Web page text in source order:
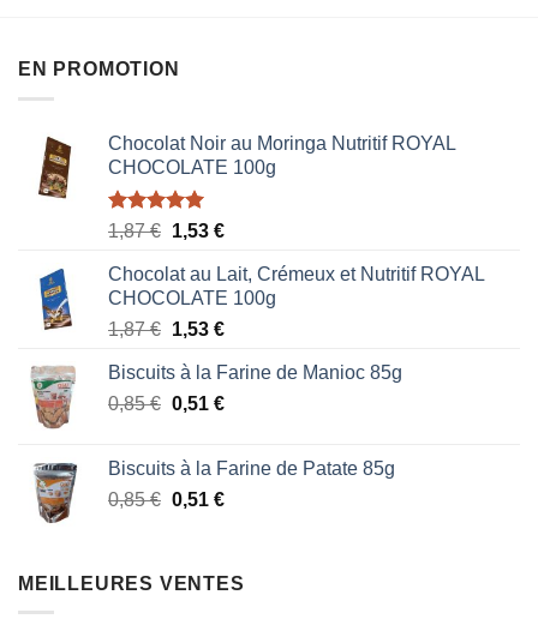
EN PROMOTION
Chocolat Noir au Moringa Nutritif ROYAL
CHOCOLATE 100g
Note5.00
sur 5
1,87€ Le
initial
était :
1,87 €.
1,53 €Le
actuel
est :
1,53 €.
Chocolat au Lait, Crémeux et Nutritif ROYAL
CHOCOLATE 100g
1,87€ Le
initial
était :
1,53 €Le
actuel
est :
Biscuits à la Farine de Manioc 85g
0,85€ Le
était :
0,85 €.
0,51 €Le
est :
0,51 €.
Biscuits à la Farine de Patate 85g
0,85€ Le
était :
0,51 €Le
est :
MEILLEURES VENTES